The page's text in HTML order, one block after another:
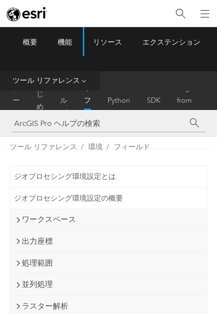
ArcGIS Pro Menu
概要 機能 リソース エクステンション
ツール リファレンス
ー
ム
は
じ
め
に
ル
プ
フ
ァ
レ
ン
ス
Python SDK
from
ArcMap
ツール リファレンス 環境 フィールド
ジオプロセシング環境設定とは
ジオプロセシング環境設定の概要
ワークスペース
出力座標
処理範囲
並列処理
ラスター解析